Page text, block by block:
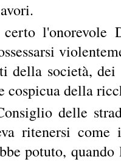
l'onorevole
della società, dei
cospicua della
delle
ritenersi
potuto,